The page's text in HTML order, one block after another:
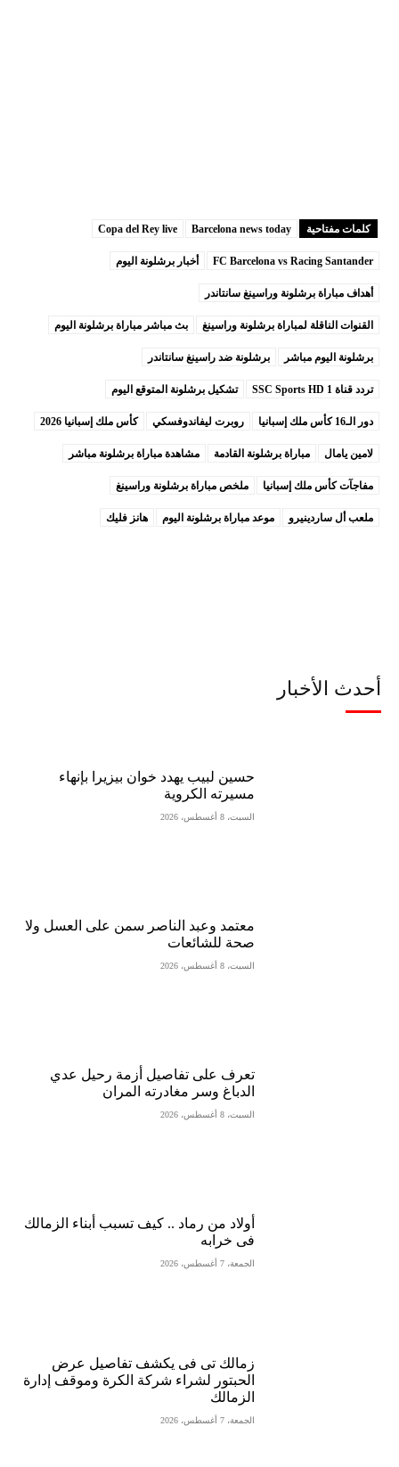
أحدث الأخبار
حسين لبيب يهدد خوان بيزيرا بإنهاء
مسيرته الكروية
السبت، 8 أغسطس، 2026
معتمد وعبد الناصر سمن على العسل ولا
صحة للشائعات
السبت، 8 أغسطس، 2026
تعرف على تفاصيل أزمة رحيل عدي
الدباغ وسر مغادرته المران
السبت، 8 أغسطس، 2026
أولاد من رماد .. كيف تسبب أبناء الزمالك
فى خرابه
الجمعة، 7 أغسطس، 2026
زمالك تى فى يكشف تفاصيل عرض
الحبتور لشراء شركة الكرة وموقف إدارة
الزمالك
الجمعة، 7 أغسطس، 2026
كلمات مفتاحية Barcelona news today
Copa del Rey live
FC Barcelona vs Racing Santander أخبار برشلونة اليوم
أهداف مباراة برشلونة وراسينغ سانتاندر
القنوات الناقلة لمباراة برشلونة وراسينغ بث مباشر مباراة برشلونة اليوم
برشلونة اليوم مباشر برشلونة ضد راسينغ سانتاندر
تردد قناة SSC Sports HD 1 تشكيل برشلونة المتوقع اليوم
دور الـ16 كأس ملك إسبانيا روبرت ليفاندوفسكي كأس ملك إسبانيا 2026
لامين يامال مباراة برشلونة القادمة مشاهدة مباراة برشلونة مباشر
مفاجآت كأس ملك إسبانيا ملخص مباراة برشلونة وراسينغ
ملعب أل ساردينيرو موعد مباراة برشلونة اليوم هانز فليك